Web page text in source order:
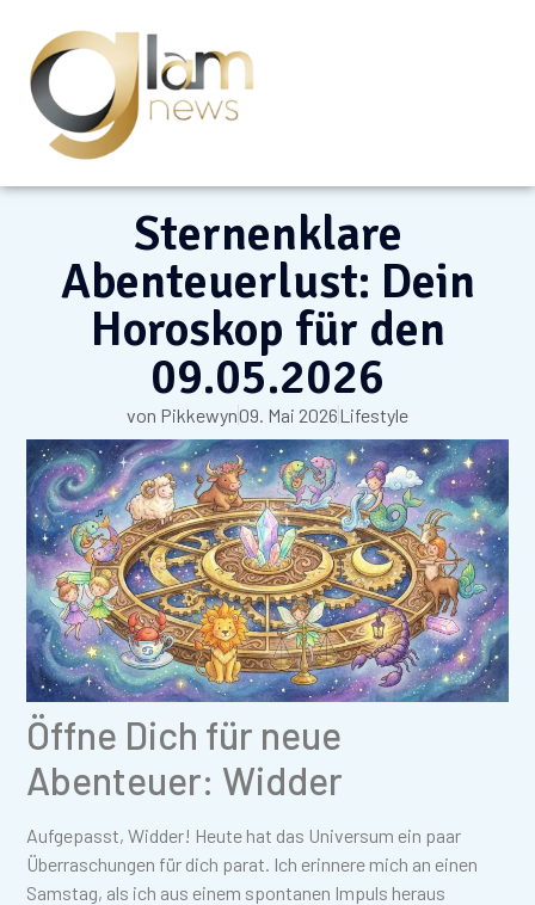
Sternenklare
Abenteuerlust: Dein
Horoskop für den
09.05.2026
von Pikkewyn09. Mai 2026Lifestyle
Öffne Dich für neue
Abenteuer: Widder
Aufgepasst, Widder! Heute hat das Universum ein paar
Überraschungen für dich parat. Ich erinnere mich an einen
Samstag, als ich aus einem spontanen Impuls heraus